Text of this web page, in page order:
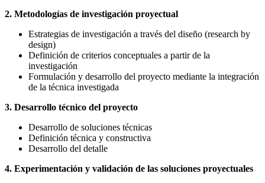
2. Metodologías de investigación proyectual
Estrategias de investigación a través del diseño (research by
design)
Definición de criterios conceptuales a partir de la
investigación
Formulación y desarrollo del proyecto mediante la integración
de la técnica investigada
3. Desarrollo técnico del proyecto
Desarrollo de soluciones técnicas
Definición técnica y constructiva
Desarrollo del detalle
4. Experimentación y validación de las soluciones proyectuales